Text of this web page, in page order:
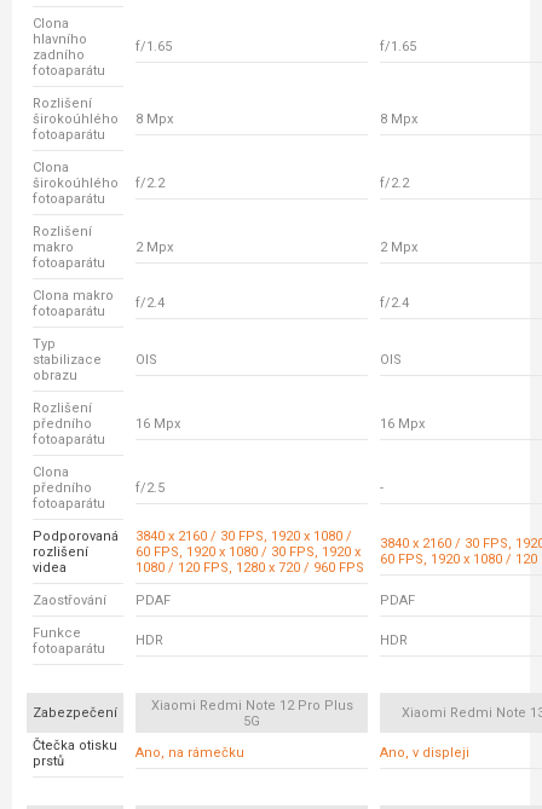
Clona
hlavního
zadního
fotoaparátu
f/1.65 f/1.65
Rozlišení
širokoúhlého
fotoaparátu
8 Mpx 8 Mpx
Clona
širokoúhlého
fotoaparátu
f/2.2 f/2.2
Rozlišení
makro
fotoaparátu
2 Mpx 2 Mpx
Clona makro
fotoaparátu
f/2.4 f/2.4
Typ
stabilizace
obrazu
OIS OIS
Rozlišení
předního
fotoaparátu
16 Mpx 16 Mpx
Clona
předního
fotoaparátu
f/2.5 -
Podporovaná
rozlišení
videa
3840 x 2160 / 30 FPS, 1920 x 1080 /
60 FPS, 1920 x 1080 / 30 FPS, 1920 x
1080 / 120 FPS, 1280 x 720 / 960 FPS
3840 x 2160 / 30 FPS,
60 FPS, 1920 x 1080 / 120
Zaostřování PDAF PDAF
Funkce
fotoaparátu
HDR HDR
Zabezpečení
Xiaomi Redmi Note 12 Pro Plus
5G
Xiaomi Redmi Note
Čtečka otisku
prstů
Ano, na rámečku Ano, v displeji